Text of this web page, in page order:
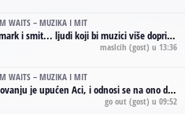
WAITS – MUZIKA I MIT
koji bi muzici više doprineli da su radili kao vozači tramvaja u gsp-u.
maslcih (gost) u 13:36
WAITS – MUZIKA I MIT
Aci, i odnosi se na ono drugo autovanje...'senzualnost Waitsa' ;)
go out (gost) u 09:52